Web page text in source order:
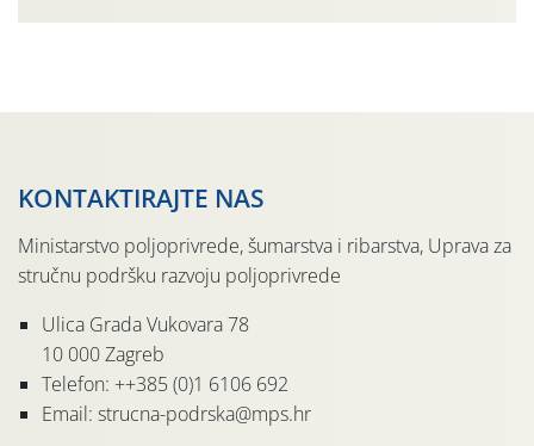
KONTAKTIRAJTE NAS
Ministarstvo poljoprivrede, šumarstva i ribarstva, Uprava za
stručnu podršku razvoju poljoprivrede
Ulica Grada Vukovara 78
10 000 Zagreb
Telefon: ++385 (0)1 6106 692
Email: strucna-podrska@mps.hr